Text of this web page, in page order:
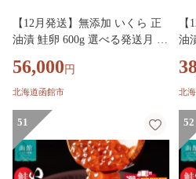
【12月発送】無添加 いくら 正
油漬 鮭卵 600g 選べる発送月 函
鮮 いくら丼 パスタ 海の宝石 食
感 贅沢 使い切りサイズ おにぎ
館 ふるさと グルメ お取り寄せ
送料無料_HD032-068-12
56,000 円
北海道函館市
油
鮮
感
館
北
51 52